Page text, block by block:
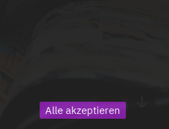
Alle akzeptieren